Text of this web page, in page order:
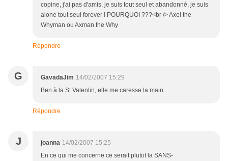
copine, j'ai pas d'amis, je suis tout seul et abandonné, je suis
alone tout seul forever ! POURQUOI ???<br /> Axel the
Whyman ou Axman the Why
Répondre
G GavadaJim 14/02/2007 15:29
Ben à la St Valentin, elle me caresse la main...
Répondre
J joanna 14/02/2007 15:25
En ce qui me concerne ce serait plutot la SANS-